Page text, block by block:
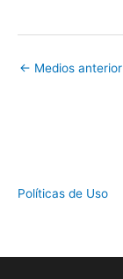
← Medios anterior
Políticas de Uso